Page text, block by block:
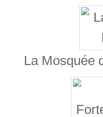
La Mosquée